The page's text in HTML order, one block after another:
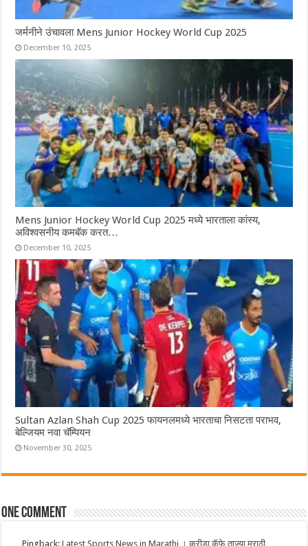
जर्मनीने उंचावला Mens Junior Hockey World Cup 2025
December 10, 2025
Mens Junior Hockey World Cup 2025 मध्ये भारताला कांस्य,
अविश्वसनीय कमबॅक करत…
December 10, 2025
Sultan Azlan Shah Cup 2025 फायनलमध्ये भारताचा निसटता पराभव,
बेल्जियम नवा चॅम्पियन
November 30, 2025
One comment
Pingback:Latest Sports News in Marathi । क्रीडा कॅफे ताज्या मराठी